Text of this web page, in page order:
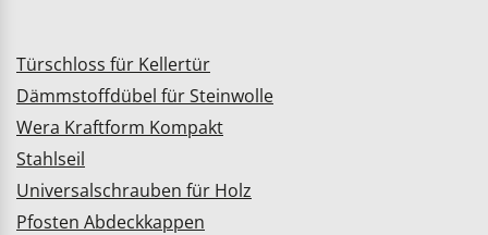
Türschloss für Kellertür
Dämmstoffdübel für Steinwolle
Wera Kraftform Kompakt
Stahlseil
Universalschrauben für Holz
Pfosten Abdeckkappen